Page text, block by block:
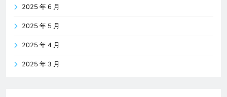
2025 年 6 月
2025 年 5 月
2025 年 4 月
2025 年 3 月